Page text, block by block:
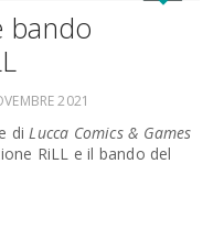
bando
2021
diLucca Comics & Games
RiLL e il bando del